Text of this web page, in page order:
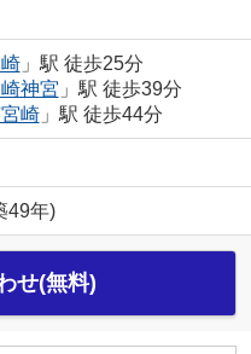
」駅 徒歩25分
神宮 」駅 徒歩39分
崎」駅 徒歩44分
49年)
せ(無料)